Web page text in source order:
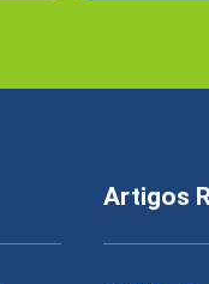
Artigos